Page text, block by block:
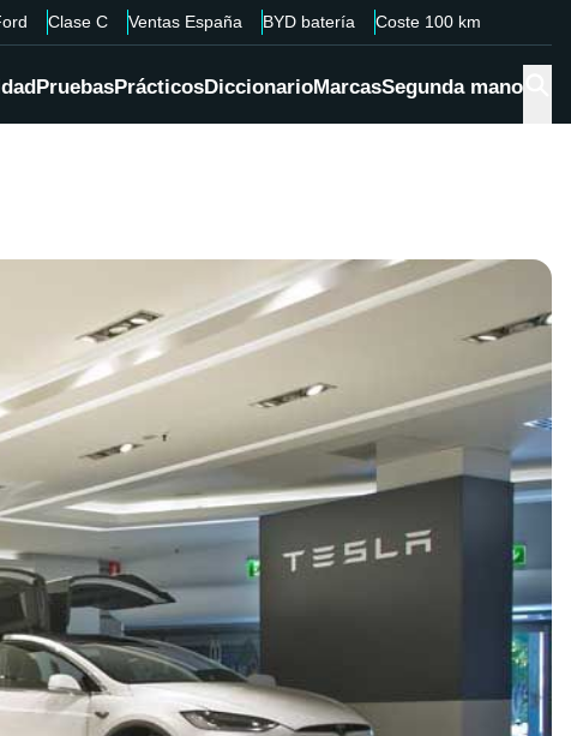
Clase C Ventas España BYD batería Coste 100 km
PruebasPrácticosDiccionarioMarcasSegunda mano